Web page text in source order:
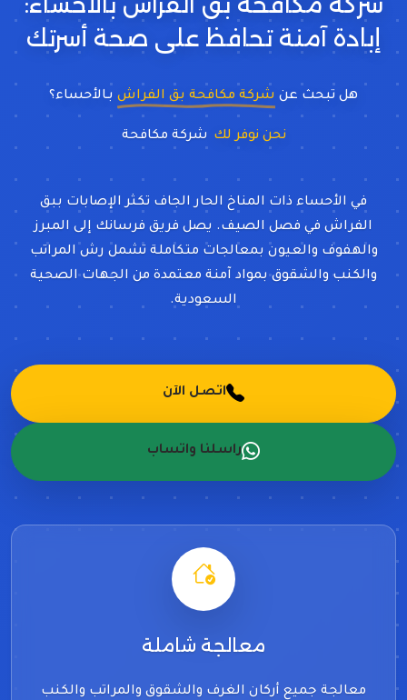
إبادة آمنة تحافظ على صحة أسرتك
هل تبحث عن شركة مكافحة بق الفراش بـالأحساء؟
نحن نوفر لك
في الأحساء ذات المناخ الحار الجاف تكثر الإصابات ببق
الفراش في فصل الصيف. يصل فريق فرسانك إلى المبرز
والهفوف والعيون بمعالجات متكاملة تشمل رش المراتب
والكنب والشقوق بمواد آمنة معتمدة من الجهات الصحية
السعودية.
اتصل الآن
راسلنا واتساب
معالجة شاملة
معالجة جميع أركان الغرف والشقوق والمراتب والكنب